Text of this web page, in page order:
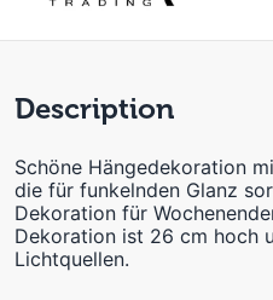
Description
Schöne Hängedekoration
die für funkelnden Glanz
Dekoration für
Dekoration ist 26 cm hoch
Lichtquellen.